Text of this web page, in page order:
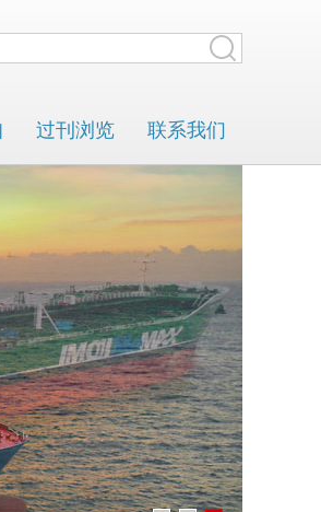
过刊浏览 联系我们